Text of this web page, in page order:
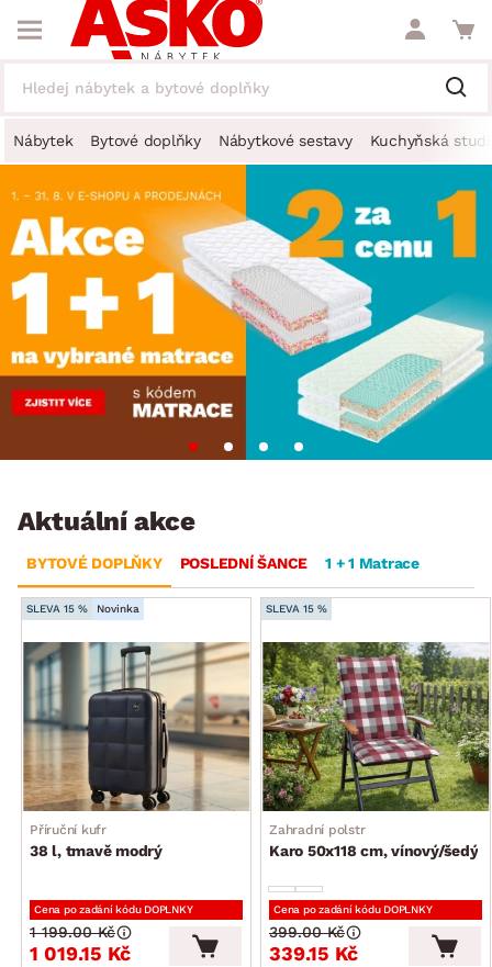
Nábytek Bytové doplňky Nábytkové sestavy Kuchyňská
Aktuální akce
BYTOVÉ DOPLŇKY POSLEDNÍ ŠANCE 1 + 1 Matrace
SLEVA 15 % Novinka
Příruční kufr
38 l, tmavě modrý
Cena po zadání kódu DOPLNKY
1 019.15 Kč
1 199.00 Kč
SLEVA 15 %
Zahradní polstr
Karo 50x118 cm, vínový/šedý
Cena po zadání kódu DOPLNKY
339.15 Kč
399.00 Kč